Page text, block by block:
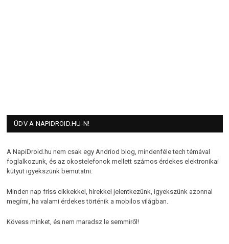
ÜDV A NAPIDROID.HU-N!
A NapiDroid.hu nem csak egy Andriod blog, mindenféle tech témával
foglalkozunk, és az okostelefonok mellett számos érdekes elektronikai
kütyüt igyekszünk bemutatni.
Minden nap friss cikkekkel, hírekkel jelentkezünk, igyekszünk azonnal
megírni, ha valami érdekes történik a mobilos világban.
Kövess minket, és nem maradsz le semmiről!